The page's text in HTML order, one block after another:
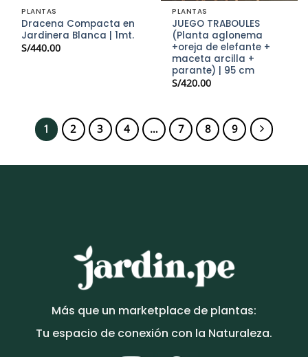
PLANTAS
Dracena Compacta en
Jardinera Blanca | 1mt.
S/440.00
PLANTAS
JUEGO TRABOULES
(Planta aglonema
+oreja de elefante +
maceta arcilla +
parante) | 95 cm
S/420.00
1 2 3 4 … 7 8 9
Más que un marketplace de plantas:
Tu espacio de conexión con la Naturaleza.